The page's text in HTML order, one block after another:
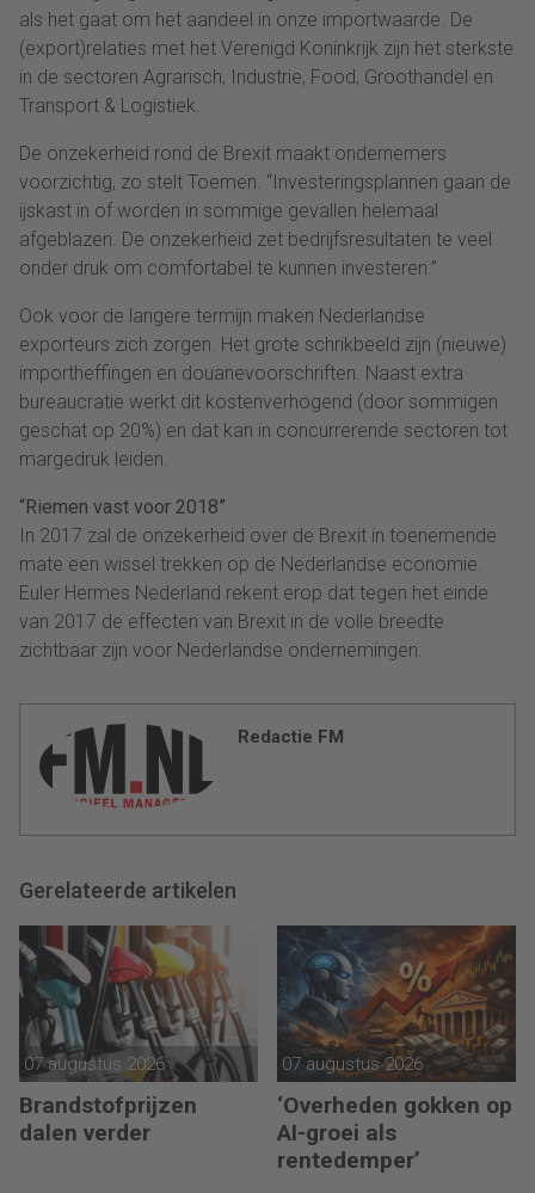
als het gaat om het aandeel in onze importwaarde. De
(export)relaties met het Verenigd Koninkrijk zijn het sterkste
in de sectoren Agrarisch, Industrie, Food, Groothandel en
Transport & Logistiek.
De onzekerheid rond de Brexit maakt ondernemers
voorzichtig, zo stelt Toemen. “Investeringsplannen gaan de
ijskast in of worden in sommige gevallen helemaal
afgeblazen. De onzekerheid zet bedrijfsresultaten te veel
onder druk om comfortabel te kunnen investeren.”
Ook voor de langere termijn maken Nederlandse
exporteurs zich zorgen. Het grote schrikbeeld zijn (nieuwe)
importheffingen en douanevoorschriften. Naast extra
bureaucratie werkt dit kostenverhogend (door sommigen
geschat op 20%) en dat kan in concurrerende sectoren tot
margedruk leiden.
“Riemen vast voor 2018”
In 2017 zal de onzekerheid over de Brexit in toenemende
mate een wissel trekken op de Nederlandse economie.
Euler Hermes Nederland rekent erop dat tegen het einde
van 2017 de effecten van Brexit in de volle breedte
zichtbaar zijn voor Nederlandse ondernemingen.
Redactie FM
Gerelateerde artikelen
07 augustus 2026
Brandstofprijzen
dalen verder
07 augustus 2026
‘Overheden gokken op
AI-groei als
rentedemper’